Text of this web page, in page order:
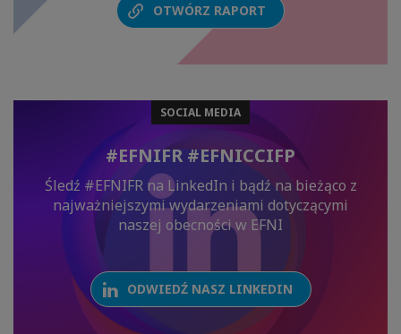
OTWÓRZ RAPORT
SOCIAL MEDIA
#EFNIFR #EFNICCIFP
Śledź #EFNIFR na LinkedIn i bądź na bieżąco z
najważniejszymi wydarzeniami dotyczącymi
naszej obecności w EFNI
ODWIEDŹ NASZ LINKEDIN